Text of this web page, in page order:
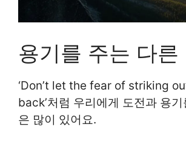
용기를 주는 다른
‘Don’t let the fear of striking
back’처럼 우리에게 도전과 용기
은 많이 있어요.